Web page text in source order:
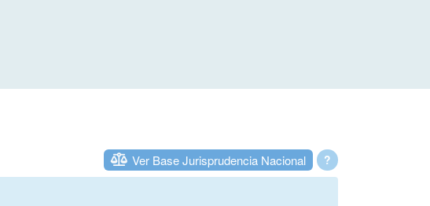
?
Ver Base Jurisprudencia Nacional